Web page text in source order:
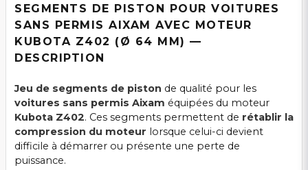
SEGMENTS DE PISTON POUR VOITURES
SANS PERMIS AIXAM AVEC MOTEUR
KUBOTA Z402 (Ø 64 MM) —
DESCRIPTION
Jeu de segments de piston de qualité pour les
voitures sans permis Aixam équipées du moteur
Kubota Z402. Ces segments permettent de rétablir la
compression du moteur lorsque celui-ci devient
difficile à démarrer ou présente une perte de
puissance.